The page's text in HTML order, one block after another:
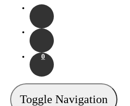
0
Toggle Navigation